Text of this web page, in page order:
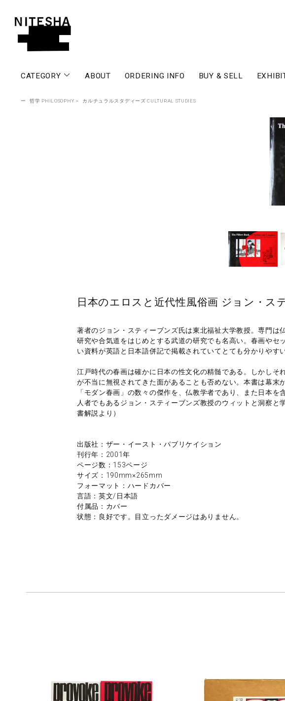
CATEGORY ABOUT ORDERING INFO BUY & SELL
ー 哲学 PHILOSOPHY > カルチュラルスタディーズ CULTURAL STUDIES
日本のエロスと近代性風俗画 ジョン・ス
著者のジョン・スティーブンズ氏は東北福祉大学教授。専門は
研究や合気道をはじめとする武道の研究でも名高い。春画やセ
い資料が英語と日本語併記で掲載されていてとても分かりやすい
江戸時代の春画は確かに日本の性文化の精髄である。しかしそ
が不当に無視されてきた面があることも否めない。本書は幕末
「モダン春画」の数々の傑作を、仏教学者であり、また日本
人者でもあるジョン・スティーブンズ教授のウィットと洞察と
書解説より）
出版社：ザー・イースト・パブリケイション
刊行年：2001年
ページ数：153ページ
サイズ：190mm×265mm
フォーマット：ハードカバー
言語：英文/日本語
付属品：カバー
状態：良好です。目立ったダメージはありません。